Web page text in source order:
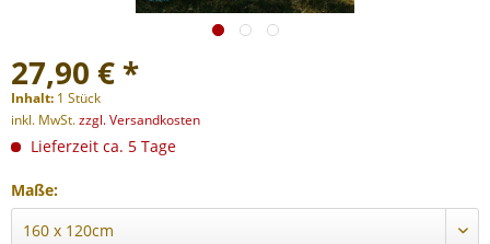
27,90 € *
Inhalt: 1 Stück
inkl. MwSt.zzgl. Versandkosten
Lieferzeit ca. 5 Tage
Maße: